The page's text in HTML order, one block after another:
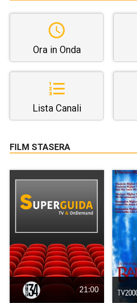
Ora in Onda
Lista Canali
FILM STASERA
21:00